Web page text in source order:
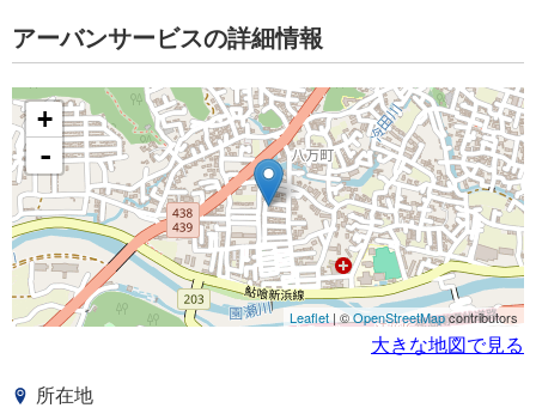
アーバンサービスの詳細情報
+
-
Leaflet | ©OpenStreetMapcontributors
大きな地図で見る
所在地